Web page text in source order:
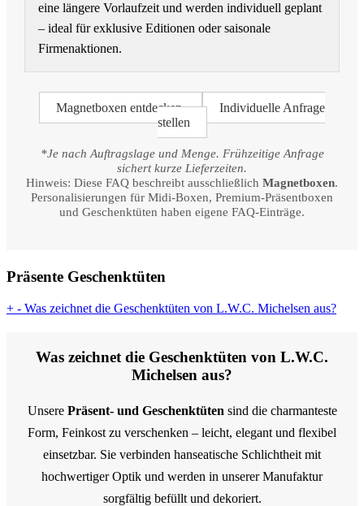
eine längere Vorlaufzeit und werden individuell geplant
– ideal für exklusive Editionen oder saisonale
Firmenaktionen.
Magnetboxen entdecken
Individuelle Anfrage
stellen
*Je nach Auftragslage und Menge. Frühzeitige Anfrage
sichert kurze Lieferzeiten.
Hinweis: Diese FAQ beschreibt ausschließlich Magnetboxen.
Personalisierungen für Midi-Boxen, Premium-Präsentboxen
und Geschenktüten haben eigene FAQ-Einträge.
Präsente Geschenktüten
+ - Was zeichnet die Geschenktüten von L.W.C. Michelsen aus?
Was zeichnet die Geschenktüten von L.W.C.
Michelsen aus?
Unsere Präsent- und Geschenktüten sind die charmanteste
Form, Feinkost zu verschenken – leicht, elegant und flexibel
einsetzbar. Sie verbinden hanseatische Schlichtheit mit
hochwertiger Optik und werden in unserer Manufaktur
sorgfältig befüllt und dekoriert.